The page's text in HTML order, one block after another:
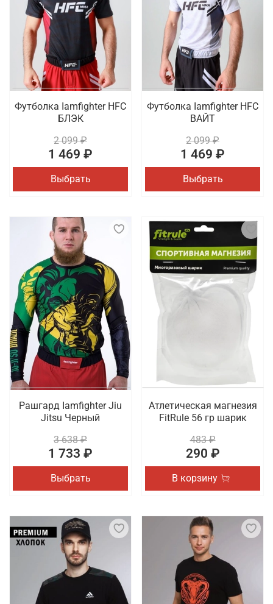
Футболка Iamfighter HFC
БЛЭК
2 099 ₽
1 469 ₽
Выбрать
Футболка Iamfighter HFC
ВАЙТ
2 099 ₽
1 469 ₽
Выбрать
Рашгард Iamfighter Jiu
Jitsu Черный
3 638 ₽
1 733 ₽
Выбрать
Атлетическая магнезия
FitRule 56 гр шарик
483 ₽
290 ₽
В корзину